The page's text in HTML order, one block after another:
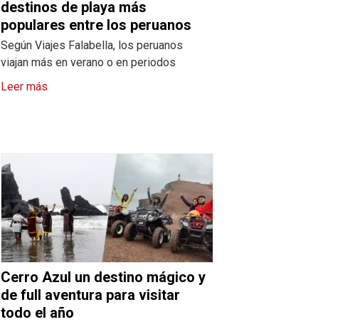
destinos de playa más
populares entre los peruanos
Según Viajes Falabella, los peruanos
viajan más en verano o en periodos
Leer más
Cerro Azul un destino mágico y
de full aventura para visitar
todo el año